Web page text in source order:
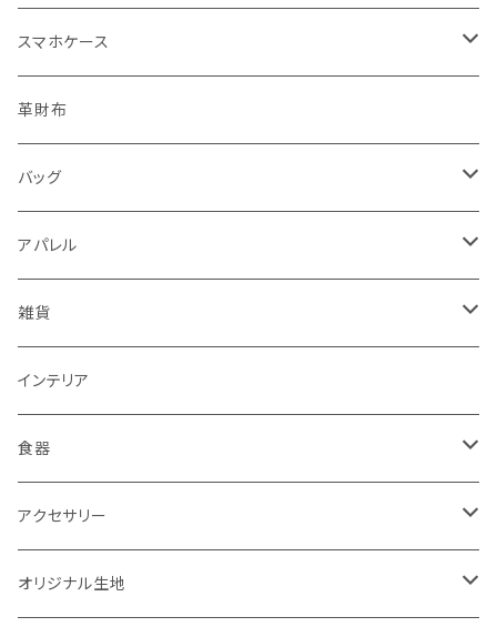
ポストカード・ボールペン
レターセット・メモ
シール・ステッカー・マスキングテープ
スタンプ・はんこ
ノート・手帳・カレンダー
ラッピングペーパー・封筒
インク
スマホケース
手帳型ケース
グリップ型ケース
スマホリング
マルチクロス（メガネ拭き）
革財布
バッグ
トートバッグ・ランチバッグ
がま口バッグ
アパレル
Tシャツ
ワンピース
タイツ・レギンス
靴下
パーカー
雑貨
ポーチ
トートバッグ
ケース
キーホルダー
インテリア
食器
マグカップ
カップ＆ソーサー
アクセサリー
ブローチ
オリジナル生地